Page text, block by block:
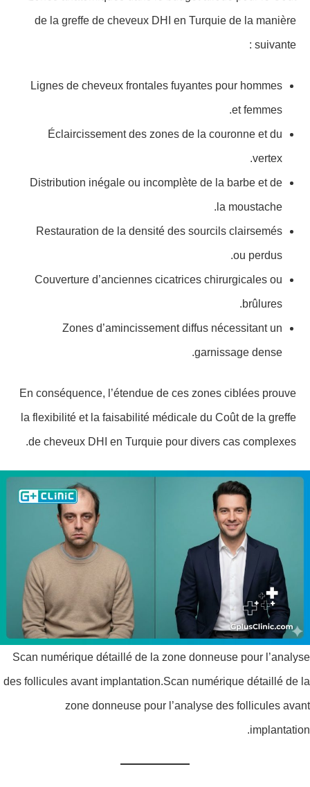
de la greffe de cheveux DHI en Turquie de la manière
suivante :
Lignes de cheveux frontales fuyantes pour hommes
et femmes.
Éclaircissement des zones de la couronne et du
vertex.
Distribution inégale ou incomplète de la barbe et de
la moustache.
Restauration de la densité des sourcils clairsemés
ou perdus.
Couverture d’anciennes cicatrices chirurgicales ou
brûlures.
Zones d’amincissement diffus nécessitant un
garnissage dense.
En conséquence, l’étendue de ces zones ciblées prouve
la flexibilité et la faisabilité médicale du Coût de la greffe
de cheveux DHI en Turquie pour divers cas complexes.
Scan numérique détaillé de la zone donneuse pour l’analyse
des follicules avant implantation.Scan numérique détaillé de la
zone donneuse pour l’analyse des follicules avant
implantation.